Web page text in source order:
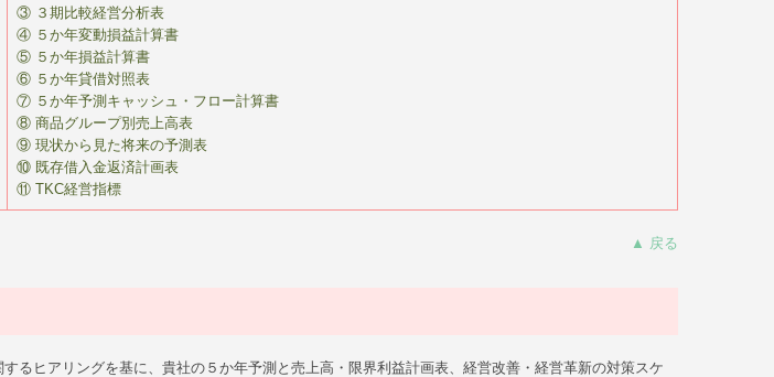
③ ３期比較経営分析表
④ ５か年変動損益計算書
⑤ ５か年損益計算書
⑥ ５か年貸借対照表
⑦ ５か年予測キャッシュ・フロー計算書
⑧ 商品グループ別売上高表
⑨ 現状から見た将来の予測表
⑩ 既存借入金返済計画表
⑪ TKC経営指標
▲ 戻る
るヒアリングを基に、貴社の５か年予測と売上高・限界利益計画表、経営改善・経営革新の対策スケ